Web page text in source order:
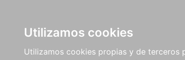
Utilizamos cookies
Utilizamos cookies propias y de terceros
LIBROS
MÉTODOS Y
PARTITURAS